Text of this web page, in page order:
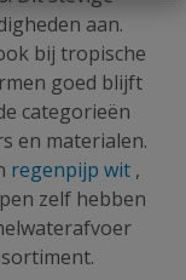
aan.
bij tropische
goed blijft
categorieën
en materialen.
regenpijp wit ,
zelf hebben